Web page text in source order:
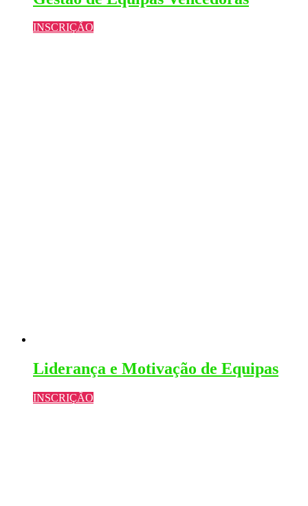
INSCRIÇÃO
Liderança e Motivação de Equipas
INSCRIÇÃO